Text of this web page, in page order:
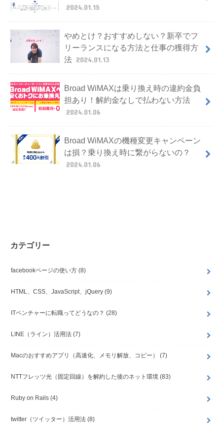
2024.01.15
やめとけ？おすすめしない？新卒でフ
リーランスになる方法と仕事の獲得方
法 2024.01.13
Broad WiMAXは乗り換え時の違約金負
担あり！解約金なしで払わない方法
2024.01.06
Broad WiMAXの機種変更キャンペーン
は損？乗り換え時に繋がらないの？
2024.01.06
カテゴリー
facebookページの使い方 (8)
HTML、CSS、JavaScript、jQuery (9)
ITベンチャーに転職ってどうなの？ (28)
LINE（ライン）活用法 (7)
Macのおすすめアプリ（高速化、メモリ解放、コピー） (7)
NTTフレッツ光（固定回線）を解約した後のネット環境 (83)
Ruby on Rails (4)
twitter（ツイッター）活用法 (8)